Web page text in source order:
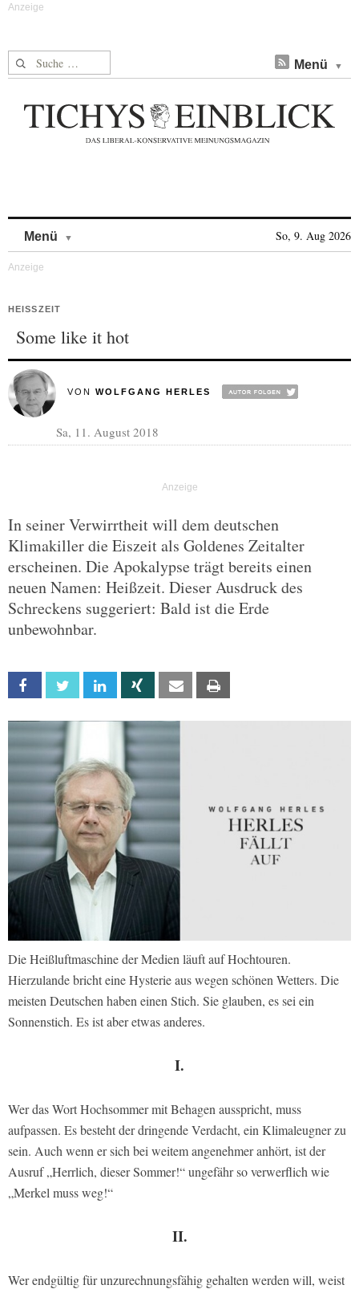
Suche nach: Menü
Menü So, 9. Aug 2026
HEISSZEIT
Some like it hot
VON WOLFGANG HERLES
Sa, 11. August 2018
In seiner Verwirrtheit will dem deutschen
Klimakiller die Eiszeit als Goldenes Zeitalter
erscheinen. Die Apokalypse trägt bereits einen
neuen Namen: Heißzeit. Dieser Ausdruck des
Schreckens suggeriert: Bald ist die Erde
unbewohnbar.
Facebook Twitter Linkedin Xing Email
Die Heißluftmaschine der Medien läuft auf Hochtouren.
Hierzulande bricht eine Hysterie aus wegen schönen Wetters. Die
meisten Deutschen haben einen Stich. Sie glauben, es sei ein
Sonnenstich. Es ist aber etwas anderes.
I.
Wer das Wort Hochsommer mit Behagen ausspricht, muss
aufpassen. Es besteht der dringende Verdacht, ein Klimaleugner zu
sein. Auch wenn er sich bei weitem angenehmer anhört, ist der
Ausruf „Herrlich, dieser Sommer!“ ungefähr so verwerflich wie
„Merkel muss weg!“
II.
Wer endgültig für unzurechnungsfähig gehalten werden will, weist